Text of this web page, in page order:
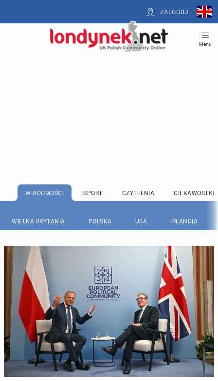
ZALOGUJ
Menu
WIADOMOŚCI SPORT CZYTELNIA CIEKAWOSTKI
WIELKA BRYTANIA POLSKA USA IRLANDIA